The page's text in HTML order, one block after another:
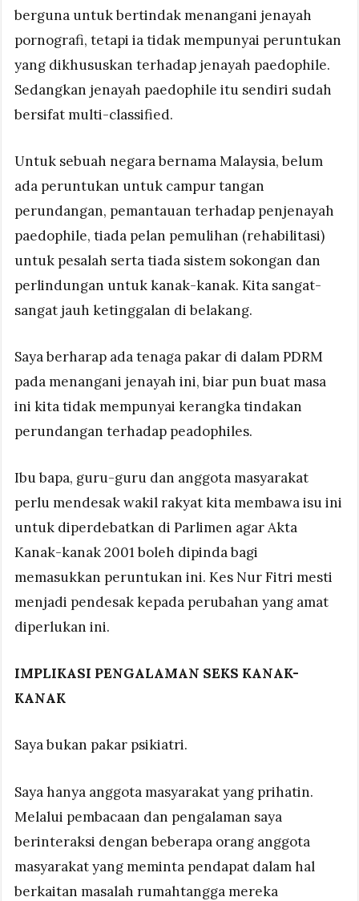
berguna untuk bertindak menangani jenayah
pornografi, tetapi ia tidak mempunyai peruntukan
yang dikhususkan terhadap jenayah paedophile.
Sedangkan jenayah paedophile itu sendiri sudah
bersifat multi-classified.
Untuk sebuah negara bernama Malaysia, belum
ada peruntukan untuk campur tangan
perundangan, pemantauan terhadap penjenayah
paedophile, tiada pelan pemulihan (rehabilitasi)
untuk pesalah serta tiada sistem sokongan dan
perlindungan untuk kanak-kanak. Kita sangat-
sangat jauh ketinggalan di belakang.
Saya berharap ada tenaga pakar di dalam PDRM
pada menangani jenayah ini, biar pun buat masa
ini kita tidak mempunyai kerangka tindakan
perundangan terhadap peadophiles.
Ibu bapa, guru-guru dan anggota masyarakat
perlu mendesak wakil rakyat kita membawa isu ini
untuk diperdebatkan di Parlimen agar Akta
Kanak-kanak 2001 boleh dipinda bagi
memasukkan peruntukan ini. Kes Nur Fitri mesti
menjadi pendesak kepada perubahan yang amat
diperlukan ini.
IMPLIKASI PENGALAMAN SEKS KANAK-
KANAK
Saya bukan pakar psikiatri.
Saya hanya anggota masyarakat yang prihatin.
Melalui pembacaan dan pengalaman saya
berinteraksi dengan beberapa orang anggota
masyarakat yang meminta pendapat dalam hal
berkaitan masalah rumahtangga mereka